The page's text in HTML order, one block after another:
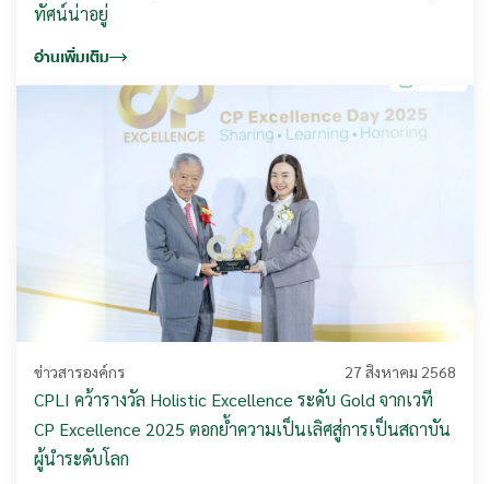
ทัศน์น่าอยู่
อ่านเพิ่มเติม
ข่าวสารองค์กร 27 สิงหาคม 2568
CPLI คว้ารางวัล Holistic Excellence ระดับ Gold จากเวที
CP Excellence 2025 ตอกย้ำความเป็นเลิศสู่การเป็นสถาบัน
ผู้นำระดับโลก